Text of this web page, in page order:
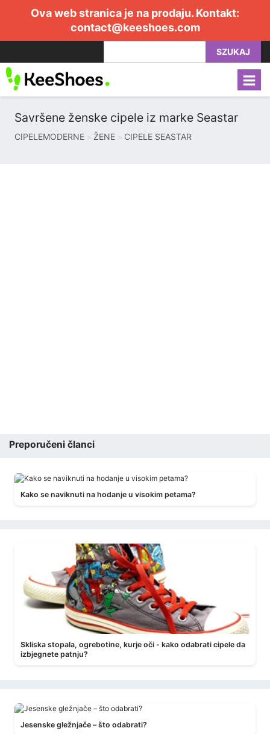
Ova web stranica je na prodaju. Kontakt:
contact@keeshoes.com
SZUKAJ
Savršene ženske cipele iz marke Seastar
CIPELEMODERNE ŽENE CIPELE SEASTAR
Preporučeni članci
Kako se naviknuti na hodanje u visokim petama?
Skliska stopala, ogrebotine, kurje oči - kako odabrati cipele da
izbjegnete patnju?
Jesenske gležnjače – što odabrati?